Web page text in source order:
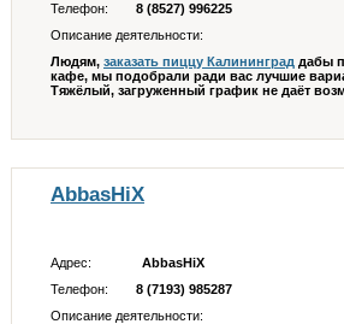
Телефон:
8 (8527) 996225
Описание деятельности:
Людям, заказать пиццу Калининград дабы
кафе, мы подобрали ради вас лучшие
Тяжёлый, загруженный график не даёт
AbbasHiX
Адрес:
AbbasHiX
Телефон:
8 (7193) 985287
Описание деятельности: